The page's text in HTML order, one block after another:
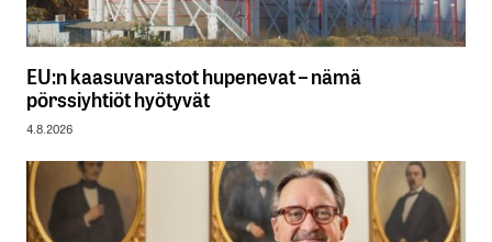
EU:n kaasuvarastot hupenevat – nämä
pörssiyhtiöt hyötyvät
4.8.2026